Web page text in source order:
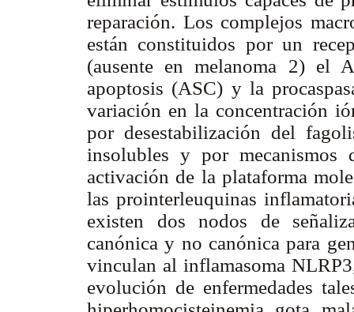
reparación. Los complejos
están constituidos por un
(ausente en melanoma 2) el
apoptosis (ASC) y la
variación en la concentración
por desestabilización del
insolubles y por
activación de la plataforma
las prointerleuquinas
existen dos nodos de
canónica y no canónica para
vinculan al inflamasoma
evolución de enfermedades